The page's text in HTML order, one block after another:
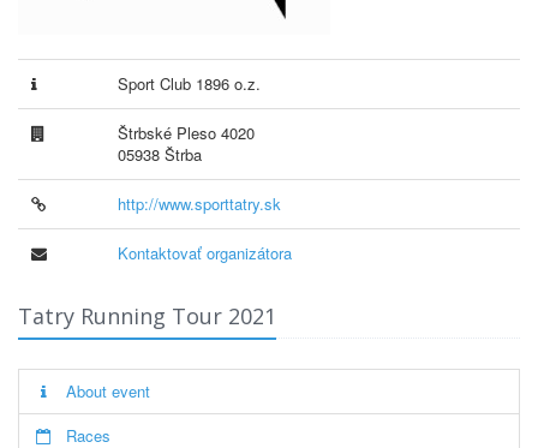
Sport Club 1896 o.z.
Štrbské Pleso 4020
05938 Štrba
http://www.sporttatry.sk
Kontaktovať organizátora
Tatry Running Tour 2021
About event
Races